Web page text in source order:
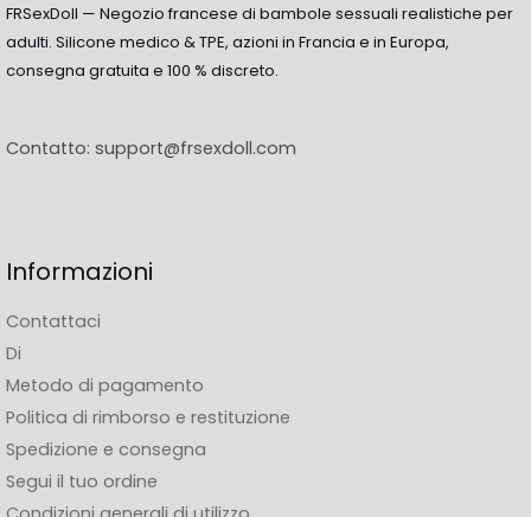
Domande frequenti
Il volume del seno più grande del catalogo, per gli
Oui, rimbalzo e sensazione naturali nonostante il
volume, in silicone o TPE.
Idealmente con corporature formose o BBW per un
effetto voluttuoso costante.
FRSexDoll — Negozio francese di bambole sessuali realistiche per
adulti. Silicone medico & TPE, azioni in Francia e in Europa,
consegna gratuita e 100 % discreto.
Contatto: support@frsexdoll.com
Informazioni
Contattaci
Di
Metodo di pagamento
Politica di rimborso e restituzione
Spedizione e consegna
Segui il tuo ordine